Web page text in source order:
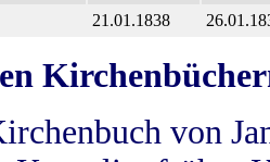
21.01.1838
von